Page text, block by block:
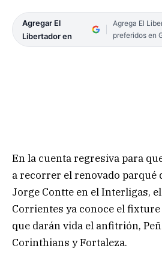
Agregar El
Libertador en
Agrega El
preferidos en
En la cuenta regresiva para
a recorrer el renovado parqué
Jorge Contte en el Interligas,
Corrientes ya conoce el
que darán vida el anfitrión,
Corinthians y Fortaleza.